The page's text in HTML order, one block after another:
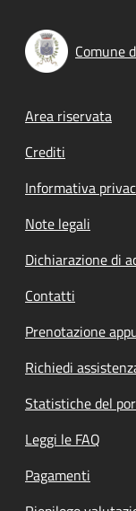
Comune
Footer
Area riservata
Crediti
Informativa
Note legali
Dichiarazione di
Contatti
Prenotazione
Richiedi
Statistiche del
Leggi le FAQ
Pagamenti